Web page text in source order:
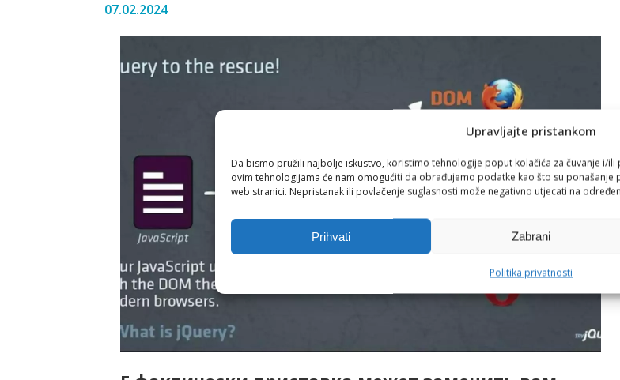
Upravljajte pristankom
Da bismo pružili najbolje iskustvo, koristimo tehnologije poput kolačića za čuvanje i/
ovim tehnologijama će nam omogućiti da obrađujemo podatke kao što su ponašanje
web stranici. Nepristanak ili povlačenje suglasnosti može negativno utjecati na
Prihvati Zabrani
Politika privatnosti
07.02.2024